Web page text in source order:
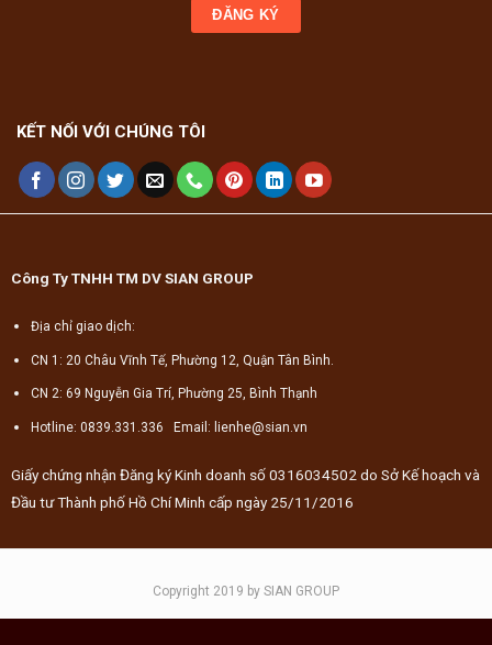
KẾT NỐI VỚI CHÚNG TÔI
Công Ty TNHH TM DV SIAN GROUP
Địa chỉ giao dịch:
CN 1: 20 Châu Vĩnh Tế, Phường 12, Quận Tân Bình.
CN 2: 69 Nguyễn Gia Trí, Phường 25, Bình Thạnh
Hotline: 0839.331.336 Email: lienhe@sian.vn
Giấy chứng nhận Đăng ký Kinh doanh số 0316034502 do Sở Kế hoạch và
Đầu tư Thành phố Hồ Chí Minh cấp ngày 25/11/2016
Copyright 2019 by SIAN GROUP